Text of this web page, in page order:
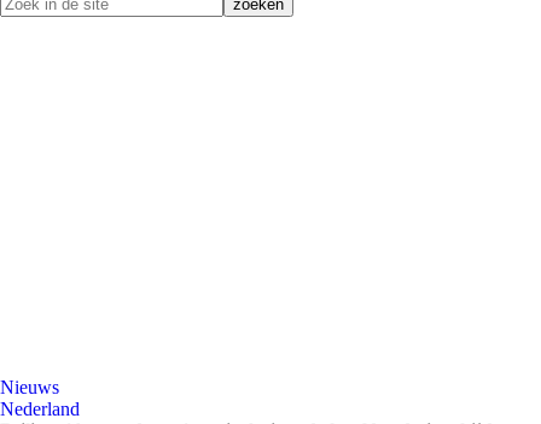
Nieuws
Nederland